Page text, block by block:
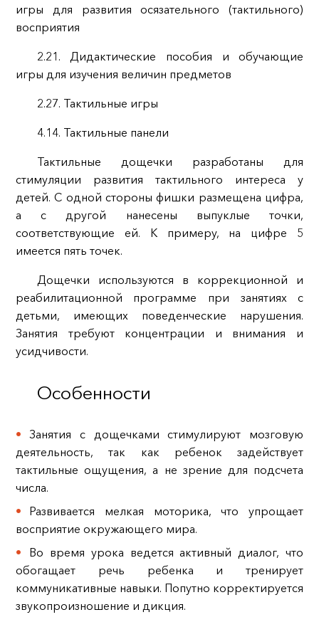
игры для развития осязательного (тактильного)
восприятия
2.21. Дидактические пособия и обучающие
игры для изучения величин предметов
2.27. Тактильные игры
4.14. Тактильные панели
Тактильные дощечки разработаны для
стимуляции развития тактильного интереса у
детей. С одной стороны фишки размещена цифра,
а с другой нанесены выпуклые точки,
соответствующие ей. К примеру, на цифре 5
имеется пять точек.
Дощечки используются в коррекционной и
реабилитационной программе при занятиях с
детьми, имеющих поведенческие нарушения.
Занятия требуют концентрации и внимания и
усидчивости.
Особенности
Занятия с дощечками стимулируют мозговую
деятельность, так как ребенок задействует
тактильные ощущения, а не зрение для подсчета
числа.
Развивается мелкая моторика, что упрощает
восприятие окружающего мира.
Во время урока ведется активный диалог, что
обогащает речь ребенка и тренирует
коммуникативные навыки. Попутно корректируется
звукопроизношение и дикция.